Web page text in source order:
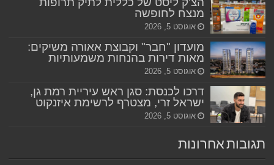
מנצח לחופשה
אוגוסט 5, 2026
מועדון "חבר" וקבוצת אאורה משיקים:
מאות דירות בהנחות משמעותיות
אוגוסט 5, 2026
דרכו לכנסת: סגן ראש עיריית רמת גן,
ישראל זרי, מצטרף לרשימת איזנקוט
אוגוסט 5, 2026
תגובות אחרונות